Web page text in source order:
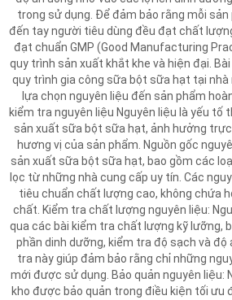
trong sử dụng. Để đảm bảo rằng mỗi
đến tay người tiêu dùng đều đạt chất
đạt chuẩn GMP (Good Manufacturing
quy trình sản xuất khắt khe và hiện đại.
quy trình gia công sữa bột sữa hạt tại nhà
lựa chọn nguyên liệu đến sản phẩm
kiểm tra nguyên liệu Nguyên liệu là yếu tố
sản xuất sữa bột sữa hạt, ảnh hưởng
hương vị của sản phẩm. Nguồn gốc
sản xuất sữa bột sữa hạt, bao gồm các
lọc từ những nhà cung cấp uy tín. Các
tiêu chuẩn chất lượng cao, không chứa
chất. Kiểm tra chất lượng nguyên liệu:
qua các bài kiểm tra chất lượng kỹ lưỡng,
phần dinh dưỡng, kiểm tra độ sạch và độ
tra này giúp đảm bảo rằng chỉ những
mới được sử dụng. Bảo quản nguyên liệu:
kho được bảo quản trong điều kiện tối ưu